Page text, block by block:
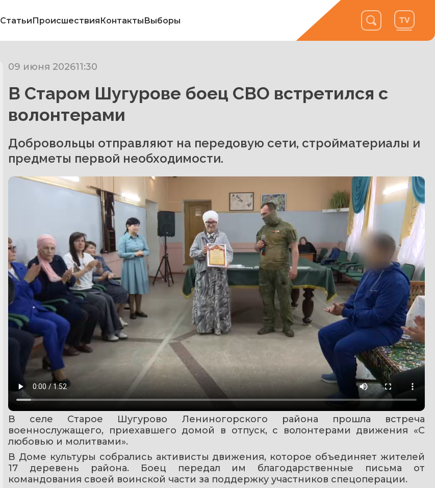
СтатьиПроисшествияКонтактыВыборы
09 июня 202611:30
В Старом Шугурове боец СВО встретился с
волонтерами
Добровольцы отправляют на передовую сети, стройматериалы и
предметы первой необходимости.
В селе Старое Шугурово Лениногорского района прошла встреча
военнослужащего, приехавшего домой в отпуск, с волонтерами движения «С
любовью и молитвами».
В Доме культуры собрались активисты движения, которое объединяет жителей
17 деревень района. Боец передал им благодарственные письма от
командования своей воинской части за поддержку участников спецоперации.